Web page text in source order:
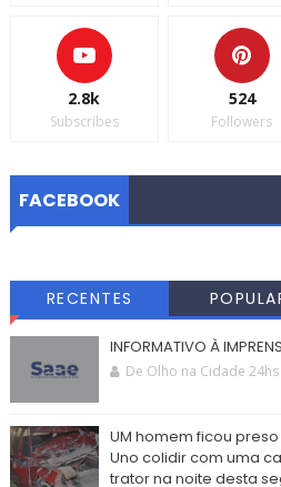
2.8k
Subscribes
524
Followers
FACEBOOK
RECENTES
INFORMATIVO À
De Olho na Cidade 24hs
UM homem ficou
Uno colidir com uma
trator na noite desta